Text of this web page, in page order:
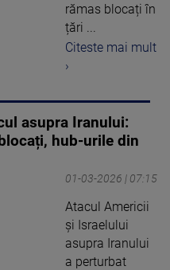
rămas blocați în
țări ...
Citeste mai mult
›
asupra Iranului:
hub-urile din
01-03-2026 | 07:15
Atacul Americii
şi Israelului
asupra Iranului
a perturbat